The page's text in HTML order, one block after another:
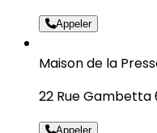
Appeler
Maison de la
22 Rue
Appeler